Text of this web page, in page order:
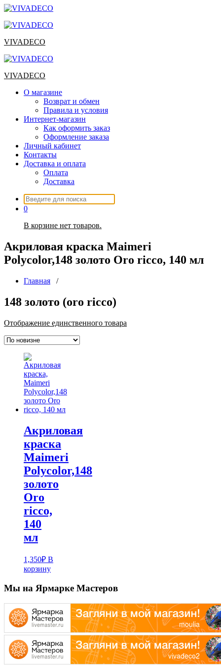
Перейти
содержимому
VIVADECO
VIVADECO
О магазине
Возврат и обмен
Правила и условия
Интернет-магазин
Как оформить заказ
Оформление заказа
Личный кабинет
Контакты
Доставка и оплата
Оплата
Доставка
Искать:
0
В корзине нет товаров.
Акриловая краска Maimeri
Polycolor,148 золото Oro ricco, 140 мл
Главная /
148 золото (oro ricco)
Отображение единственного товара
Акриловая
краска
Maimeri
Polycolor,148
золото
Oro
ricco,
140
мл
1,350₽ В
корзину
Мы на Ярмарке Мастеров